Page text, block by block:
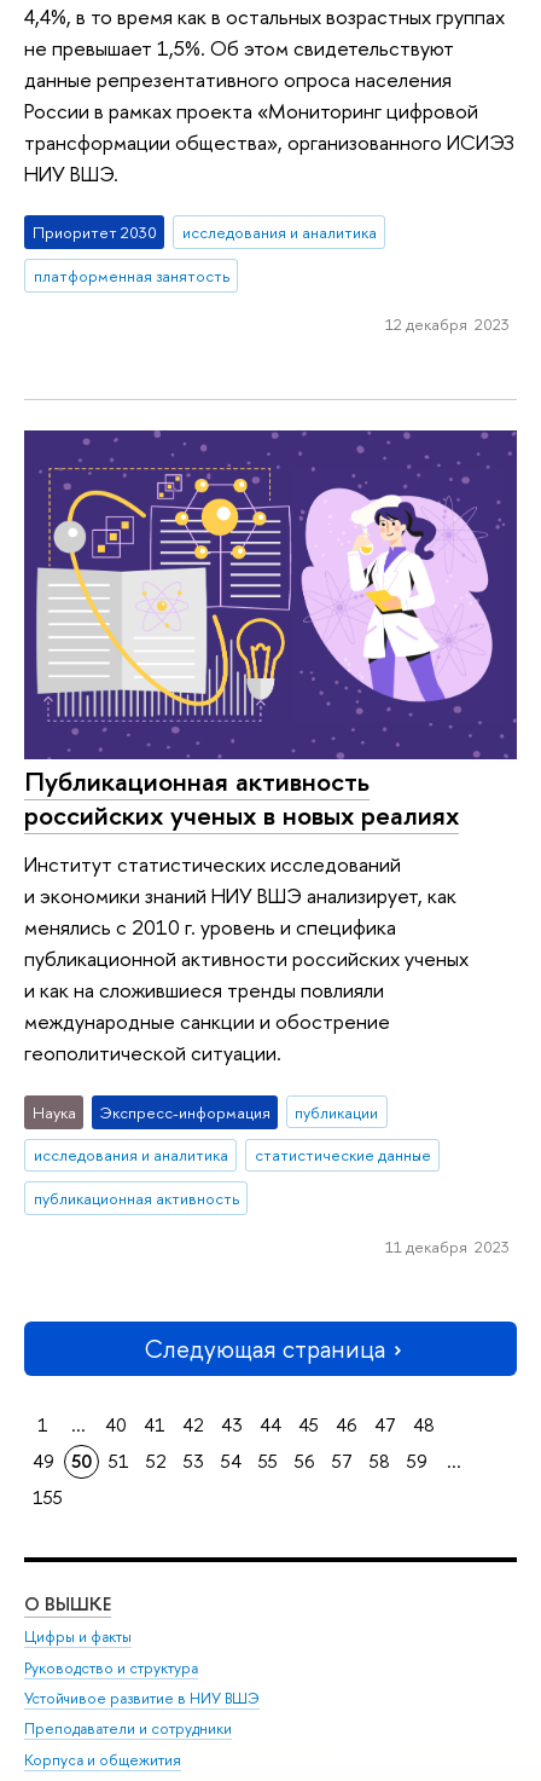
4,4%, в то время как в остальных возрастных группах
не превышает 1,5%. Об этом свидетельствуют
данные репрезентативного опроса населения
России в рамках проекта «Мониторинг цифровой
трансформации общества», организованного ИСИЭЗ
НИУ ВШЭ.
Приоритет 2030
исследования и аналитика
платформенная занятость
12 декабря 2023
Публикационная активность
российских ученых в новых реалиях
Институт статистических исследований
и экономики знаний НИУ ВШЭ анализирует, как
менялись с 2010 г. уровень и специфика
публикационной активности российских ученых
и как на сложившиеся тренды повлияли
международные санкции и обострение
геополитической ситуации.
Наука Экспресс-информация
публикации
исследования и аналитика
статистические данные
публикационная активность
11 декабря 2023
Следующая страница
1 ... 40 41 42 43 44 45 46 47
48
49
50 51 52 53 54 55 56 57 58 59
...
155
О ВЫШКЕ
Цифры и факты
Руководство и структура
Устойчивое развитие в НИУ ВШЭ
Преподаватели и сотрудники
Корпуса и общежития